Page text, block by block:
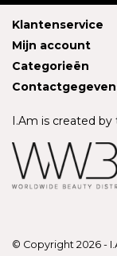
Klantenservice
Mijn account
Categorieën
I.Am is created
© Copyright 2026 -